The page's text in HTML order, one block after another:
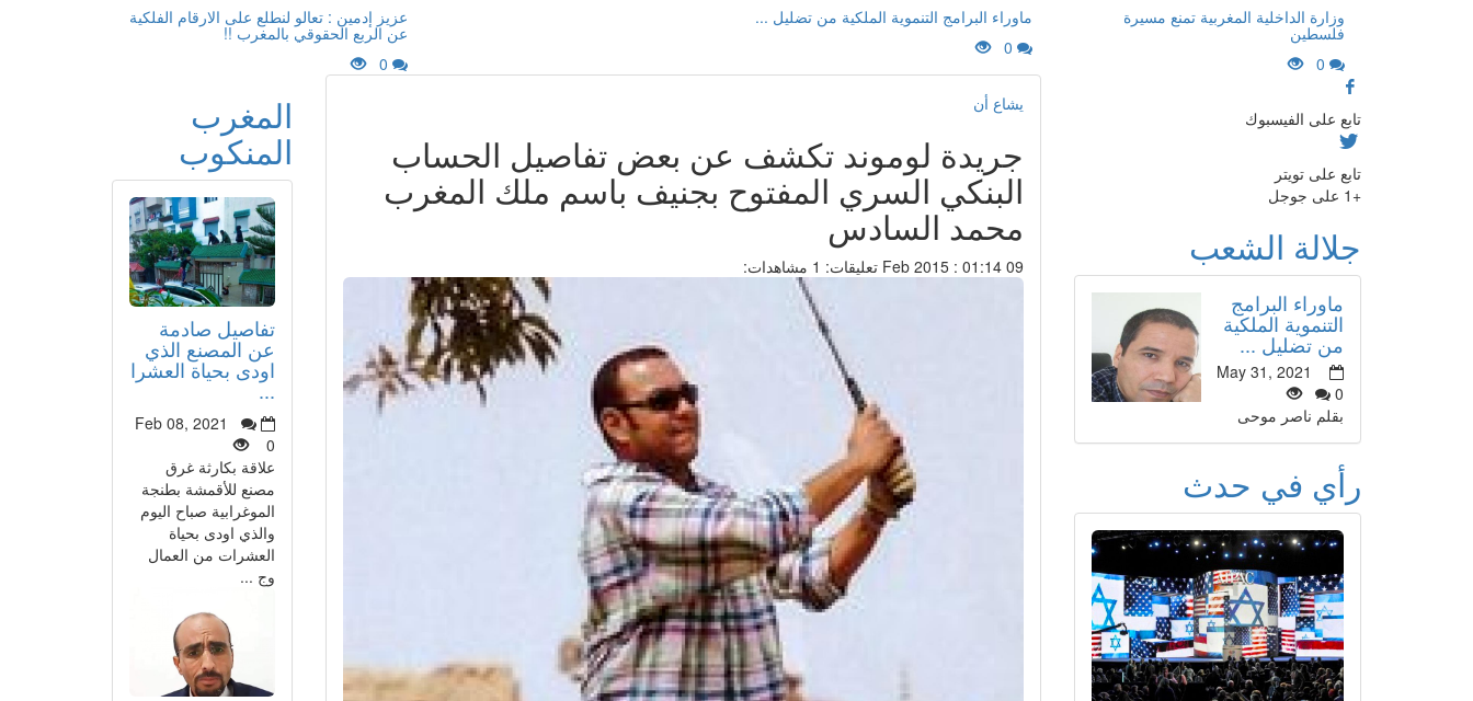
عزيز إدمين : تعالو لنطلع على الارقام الفلكية
عن الربع الحقوقي بالمغرب !!
ماوراء البرامج التنموية الملكية من تضليل ...
وزارة الداخلية المغربية تمنع مسيرة
فلسطين
المغرب
المنكوب
تفاصيل صادمة
عن المصنع الذي
اودى بحياة العشرا
...
Feb 08, 2021
0
علاقة بكارثة غرق
مصنع للأقمشة بطنجة
الموغرابية صباح اليوم
والذي اودى بحياة
العشرات من العمال
وج ...
يشاع أن
جريدة لوموند تكشف عن بعض تفاصيل الحساب
البنكي السري المفتوح بجنيف باسم ملك المغرب
محمد السادس
09 Feb 2015 : 01:14 تعليقات: 1 مشاهدات:
تابع على الفيسبوك
تابع على تويتر
+1 على جوجل
جلالة الشعب
ماوراء البرامج
التنموية الملكية
من تضليل ...
May 31, 2021
0
بقلم ناصر موحى
رأي في حدث